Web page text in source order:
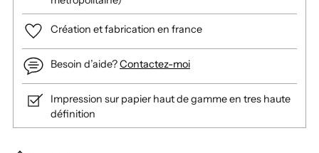
Création et fabrication en france
Besoin d’aide?Contactez-moi
Impression sur papier haut de gamme en tres haute
définition